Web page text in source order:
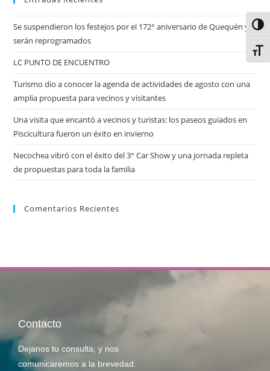
Se suspendieron los festejos por el 172° aniversario de Quequén y
serán reprogramados
LC PUNTO DE ENCUENTRO
Turismo dio a conocer la agenda de actividades de agosto con una
amplia propuesta para vecinos y visitantes
Una visita que encantó a vecinos y turistas: los paseos guiados en
Piscicultura fueron un éxito en invierno
Necochea vibró con el éxito del 3° Car Show y una jornada repleta
de propuestas para toda la familia
Comentarios Recientes
Contacto
Dejanos tu consulta, y nos
comunicaremos a la brevedad.